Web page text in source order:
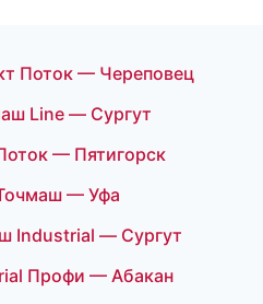
Поток — Череповец
Line — Сургут
— Пятигорск
— Уфа
Industrial — Сургут
Профи — Абакан